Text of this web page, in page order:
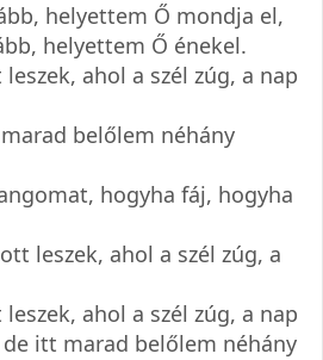
helyettem Ő mondja el,
helyettem Ő énekel.
ahol a szél zúg, a nap
belőlem néhány
hogyha fáj, hogyha
leszek, ahol a szél zúg, a
ahol a szél zúg, a nap
itt marad belőlem néhány